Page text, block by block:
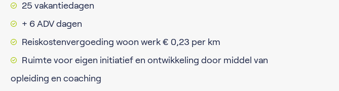
25 vakantiedagen
+ 6 ADV dagen
Reiskostenvergoeding woon werk € 0,23 per km
Ruimte voor eigen initiatief en ontwikkeling door middel van
opleiding en coaching